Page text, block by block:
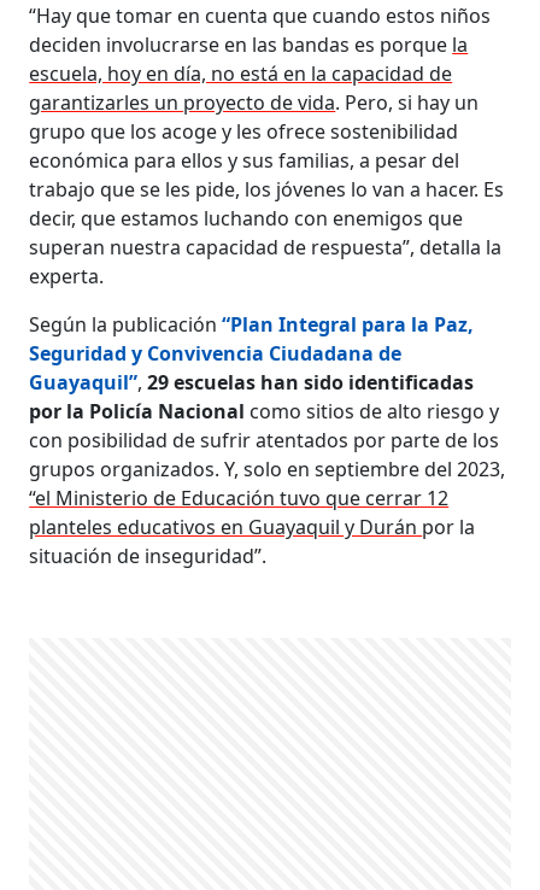
“Hay que tomar en cuenta que cuando estos niños
deciden involucrarse en las bandas es porque la
escuela, hoy en día, no está en la capacidad de
garantizarles un proyecto de vida. Pero, si hay un
grupo que los acoge y les ofrece sostenibilidad
económica para ellos y sus familias, a pesar del
trabajo que se les pide, los jóvenes lo van a hacer. Es
decir, que estamos luchando con enemigos que
superan nuestra capacidad de respuesta”, detalla la
experta.
Según la publicación“Plan Integral para la Paz,
Seguridad y Convivencia Ciudadana de
Guayaquil”,29 escuelas han sido identificadas
por la Policía Nacional como sitios de alto riesgo y
con posibilidad de sufrir atentados por parte de los
grupos organizados. Y, solo en septiembre del 2023,
“el Ministerio de Educación tuvo que cerrar 12
planteles educativos en Guayaquil y Durán por la
situación de inseguridad”.